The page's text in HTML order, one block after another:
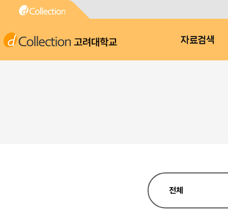
고려대학교 자료검색